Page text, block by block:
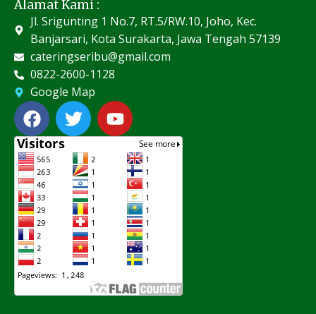
Alamat Kami :
Jl. Srigunting 1 No.7, RT.5/RW.10, Joho, Kec.
Banjarsari, Kota Surakarta, Jawa Tengah 57139
cateringseribu@gmail.com
0822-2600-1128
Google Map
F
a
c
e
b
o
o
k
T
w
i
t
t
e
r
Y
o
u